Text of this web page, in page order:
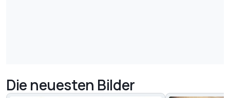
Die neuesten Bilder